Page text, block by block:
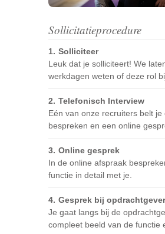
Sollicitatieprocedure
Solliciteer
Leuk dat je solliciteert! We
werkdagen weten of deze rol
Telefonisch Interview
Eén van onze recruiters belt je
bespreken en een online
Online gesprek
In de online afspraak
functie in detail met je.
Gesprek bij
Je gaat langs bij de
compleet beeld van de functie